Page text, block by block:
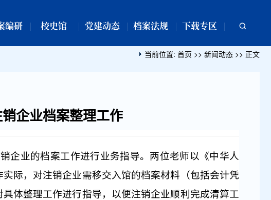
编研 校史馆 党建动态 档案法规 下载专区
当前位置: 首页 >> 新闻动态 >> 正文
企业档案整理工作
企业的档案工作进行业务指导。两位老师以《中华人
际，对注销企业需移交入馆的档案材料（包括会计凭
体整理工作进行指导，以便注销企业顺利完成清算工